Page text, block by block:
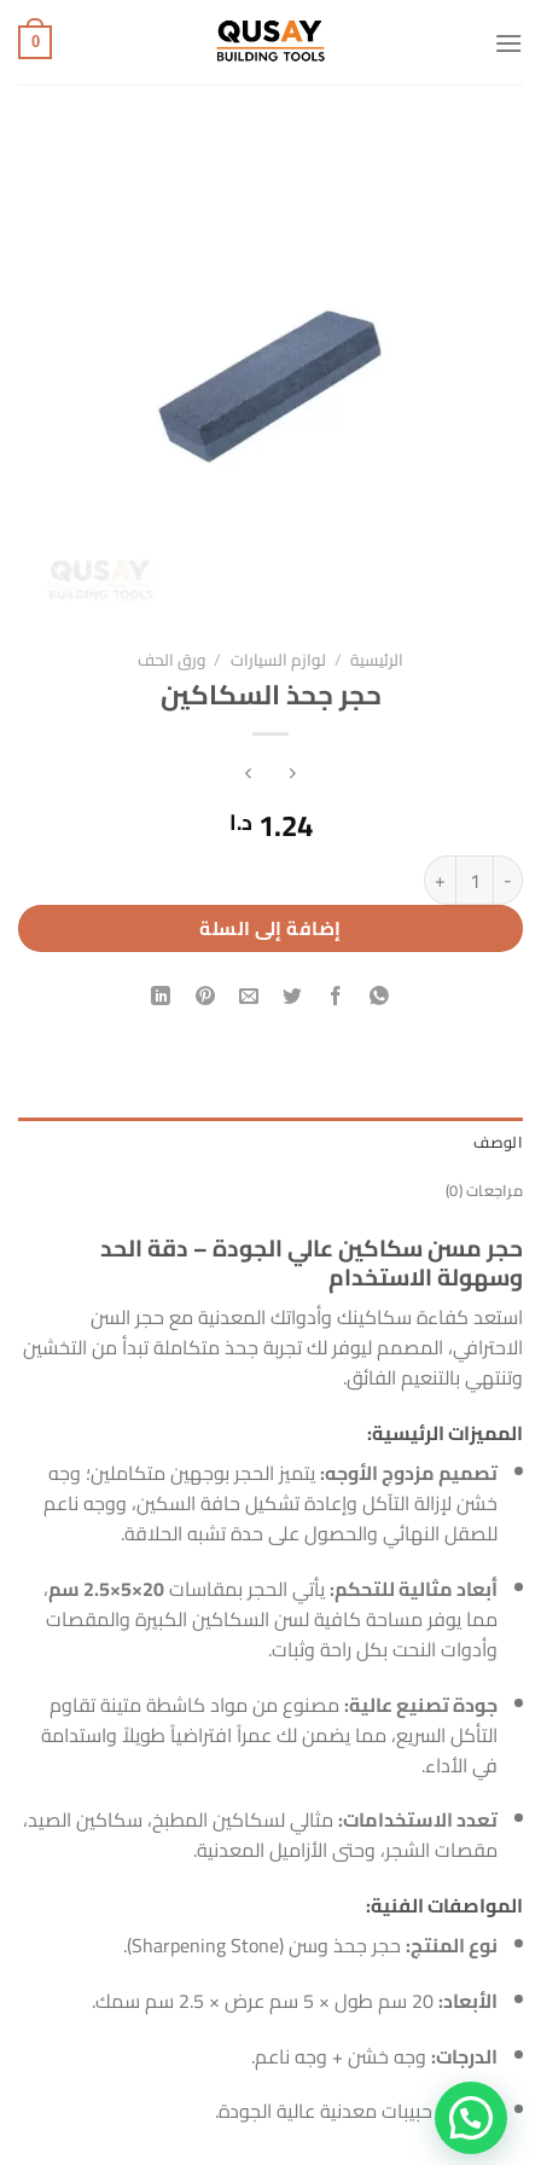
للمحتوى
0
الرئيسية / لوازم السيارات / ورق الحف
حجر جحذ السكاكين
1.24 د.ا
كمية حجر جحذ السكاكين
إضافة إلى السلة
الوصف
مراجعات (0)
حجر مسن سكاكين عالي الجودة – دقة الحد
وسهولة الاستخدام
استعد كفاءة سكاكينك وأدواتك المعدنية مع حجر السن
الاحترافي، المصمم ليوفر لك تجربة جحذ متكاملة تبدأ من التخشين
وتنتهي بالتنعيم الفائق.
المميزات الرئيسية:
تصميم مزدوج الأوجه:يتميز الحجر بوجهين متكاملين؛ وجه
خشن لإزالة التآكل وإعادة تشكيل حافة السكين، ووجه ناعم
للصقل النهائي والحصول على حدة تشبه الحلاقة.
أبعاد مثالية للتحكم:يأتي الحجر بمقاسات20×5×2.5 سم
،
مما يوفر مساحة كافية لسن السكاكين الكبيرة والمقصات
وأدوات النحت بكل راحة وثبات.
جودة تصنيع عالية: مصنوع من مواد كاشطة متينة تقاوم
التأكل السريع، مما يضمن لك عمراً افتراضياً طويلاً واستدامة
في الأداء.
تعدد الاستخدامات: مثالي لسكاكين المطبخ، سكاكين الصيد،
مقصات الشجر، وحتى الأزاميل المعدنية.
المواصفات الفنية:
نوع المنتج: حجر جحذ وسن (Sharpening Stone).
الأبعاد:
الدرجات: وجه خشن + وجه ناعم.
الخامة:حبيبات معدنية عالية الجودة.